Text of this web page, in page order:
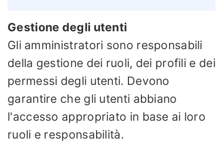
Gestione degli utenti
Gli amministratori sono responsabili
della gestione dei ruoli, dei profili e dei
permessi degli utenti. Devono
garantire che gli utenti abbiano
l'accesso appropriato in base ai loro
ruoli e responsabilità.